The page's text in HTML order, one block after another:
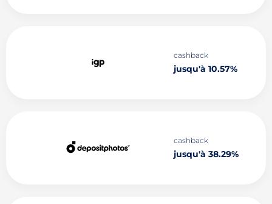
cashback
jusqu'à 10.57%
cashback
jusqu'à 38.29%